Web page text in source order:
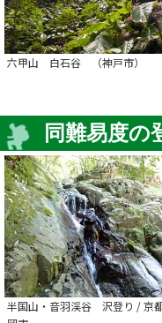
六甲山 白石谷 （神戸市）
同難易度の
半国山・音羽渓谷 沢登り / 京